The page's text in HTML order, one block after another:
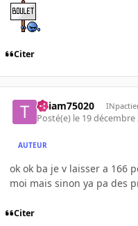
Citer
Thiam75020
Posté(e) le 19 décembre
AUTEUR
ok ok ba je v laisser a 166
moi mais sinon ya pa des
Citer